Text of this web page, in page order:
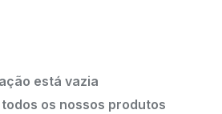
está vazia
os nossos produtos